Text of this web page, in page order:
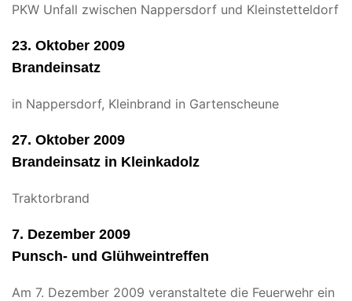
PKW Unfall zwischen Nappersdorf und Kleinstetteldorf
23. Oktober 2009
Brandeinsatz
in Nappersdorf, Kleinbrand in Gartenscheune
27. Oktober 2009
Brandeinsatz in Kleinkadolz
Traktorbrand
7. Dezember 2009
Punsch- und Glühweintreffen
Am 7. Dezember 2009 veranstaltete die Feuerwehr ein